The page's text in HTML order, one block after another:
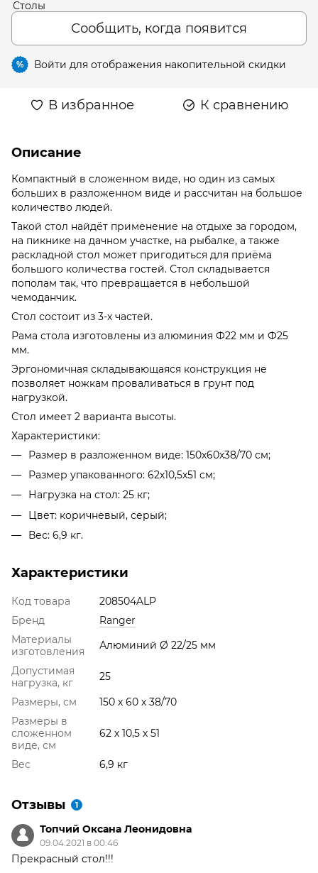
Сообщить, когда появится
% Войти для отображения накопительной скидки
В избранное К сравнению
Описание
Компактный в сложенном виде, но один из самых
больших в разложенном виде и рассчитан на большое
количество людей.
Такой стол найдёт применение на отдыхе за городом,
на пикнике на дачном участке, на рыбалке, а также
раскладной стол может пригодиться для приёма
большого количества гостей. Стол складывается
пополам так, что превращается в небольшой
чемоданчик.
Стол состоит из 3-х частей.
Рама стола изготовлены из алюминия Ф22 мм и Ф25
мм.
Эргономичная складывающаяся конструкция не
позволяет ножкам проваливаться в грунт под
нагрузкой.
Стол имеет 2 варианта высоты.
Характеристики:
Размер в разложенном виде: 150х60х38/70 см;
Размер упакованного: 62х10,5х51 см;
Нагрузка на стол: 25 кг;
Цвет: коричневый, серый;
Вес: 6,9 кг.
Характеристики
Код товара
208504ALP
Бренд
Ranger
Материалы
изготовления
Алюминий Ø 22/25 мм
Допустимая
нагрузка, кг
25
Размеры, см
150 х 60 х 38/70
Размеры в
сложенном
виде, см
62 х 10,5 х 51
Вес 6,9 кг
Отзывы 1
Топчий Оксана Леонидовна
09.04.2021 в 00:46
Прекрасный стол!!!